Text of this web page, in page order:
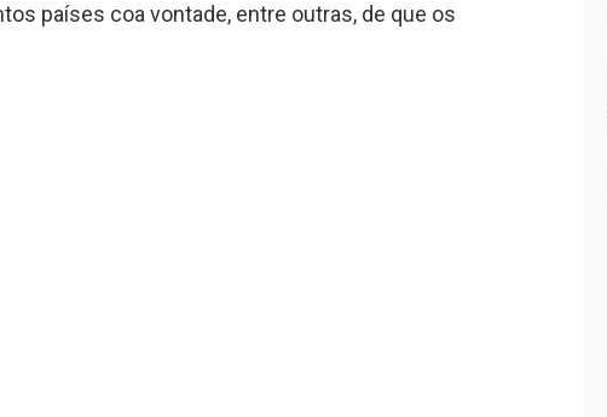
países coa vontade, entre outras, de que os